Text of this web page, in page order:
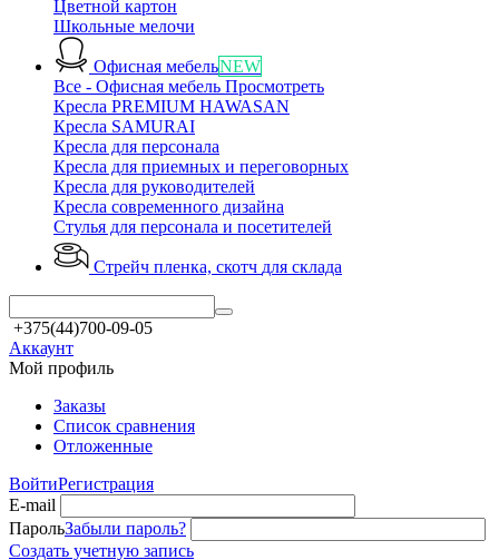
Цветной картон
Школьные мелочи
Офисная мебельNEW
Все - Офисная мебель Просмотреть
Кресла PREMIUM HAWASAN
Кресла SAMURAI
Кресла для персонала
Кресла для приемных и переговорных
Кресла для руководителей
Кресла современного дизайна
Стулья для персонала и посетителей
Стрейч пленка, скотч для склада
+375(44)700-09-05
Аккаунт
Мой профиль
Заказы
Список сравнения
Отложенные
ВойтиРегистрация
E-mail
ПарольЗабыли пароль?
Создать учетную запись